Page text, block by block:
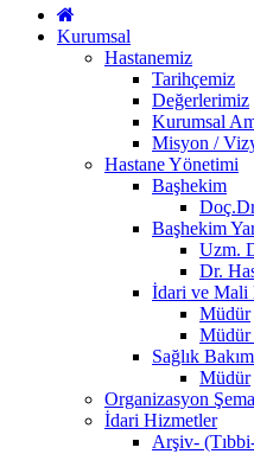
Kurumsal
Hastanemiz
Tarihçemiz
Değerlerimiz
Kurumsal
Misyon /
Hastane Yönetimi
Başhekim
Başhekim
Uzm.
Dr.
İdari ve Mali
Müdür
Müdür
Sağlık
Müdür
Organizasyon
İdari Hizmetler
Arşiv-